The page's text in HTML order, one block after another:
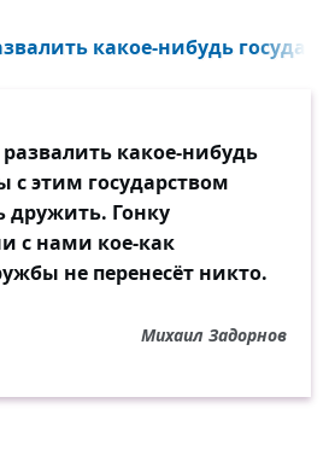
какое-нибудь
какое-нибудь
с этим государством
Гонку
с нами кое-как
не перенесёт никто.
Михаил Задорнов